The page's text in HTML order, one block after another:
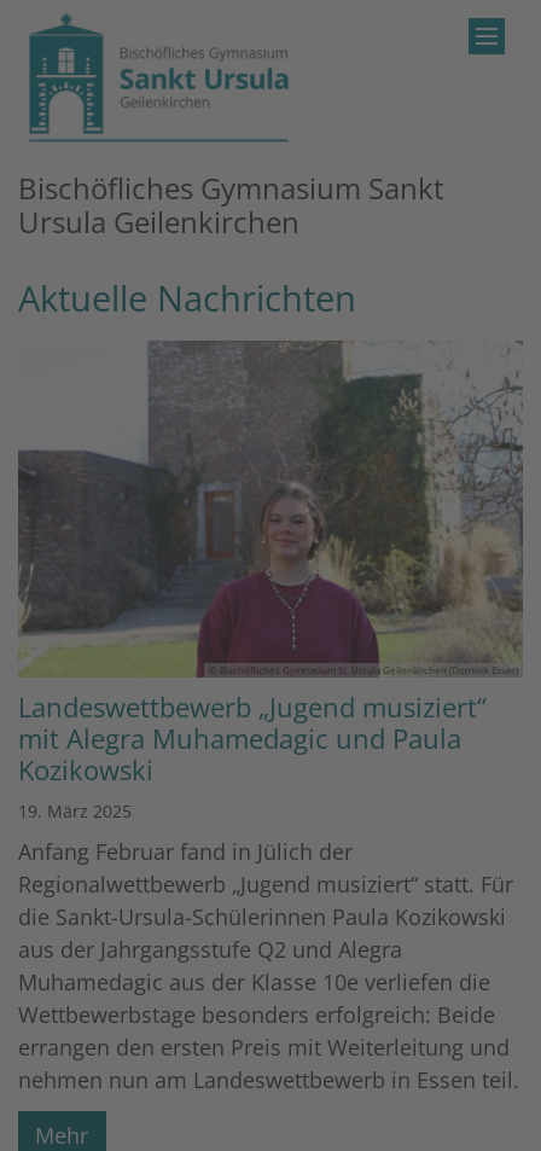
Zum Inhalt springen
Bischöfliches Gymnasium Sankt
Ursula Geilenkirchen
Aktuelle Nachrichten
© Bischöfliches Gymnasium St. Ursula Geilenkirchen (Dominik Esser)
Landeswettbewerb „Jugend musiziert“
mit Alegra Muhamedagic und Paula
Kozikowski
19. März 2025
Anfang Februar fand in Jülich der
Regionalwettbewerb „Jugend musiziert“ statt. Für
die Sankt-Ursula-Schülerinnen Paula Kozikowski
aus der Jahrgangsstufe Q2 und Alegra
Muhamedagic aus der Klasse 10e verliefen die
Wettbewerbstage besonders erfolgreich: Beide
errangen den ersten Preis mit Weiterleitung und
nehmen nun am Landeswettbewerb in Essen teil.
Mehr